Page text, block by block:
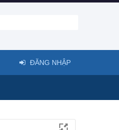
ĐĂNG NHẬP